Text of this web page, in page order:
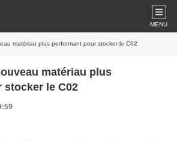
MENU
matériau plus performant pour stocker le C02
matériau plus
stocker le C02